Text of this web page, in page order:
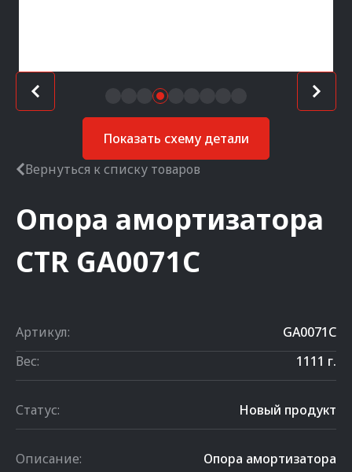
Показать схему детали
Вернуться к списку товаров
Опора амортизатора
CTR GA0071C
Артикул:
GA0071C
Вес:
1111 г.
Статус: Новый продукт
Описание: Опора амортизатора